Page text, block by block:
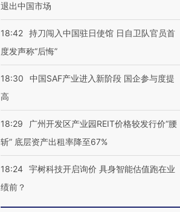
退出中国市场
18:42 持刀闯入中国驻日使馆 日自卫队官员首
度发声称“后悔”
18:30
中国SAF产业进入新阶段 国企参与度提
高
18:29
广州开发区产业园REIT价格较发行价“腰
斩” 底层资产出租率降至67%
18:24 宇树科技开启询价 具身智能估值跑在业
绩前？